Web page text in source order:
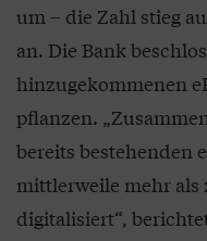
um – die Zahl stieg
an. Die Bank
hinzugekommenen
pflanzen.
bereits bestehenden
mittlerweile mehr
digitalisiert“,